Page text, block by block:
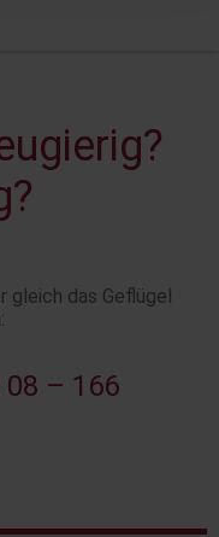
gleich das Geflügel
– 166